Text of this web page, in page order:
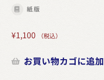
紙版
¥1,100 （税込）
お買い物カゴに追加